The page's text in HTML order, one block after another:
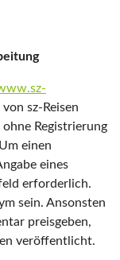
sz-Reisen
Registrierung
einen
eines
erforderlich.
sein. Ansonsten
preisgeben,
veröffentlicht.